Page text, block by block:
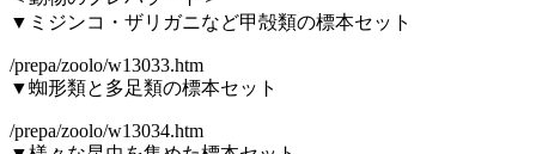
▼ミジンコ・ザリガニなど甲殻類の標本セット
/prepa/zoolo/w13033.htm
▼蜘形類と多足類の標本セット
/prepa/zoolo/w13034.htm